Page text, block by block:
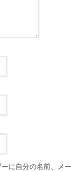
に自分の名前、メー